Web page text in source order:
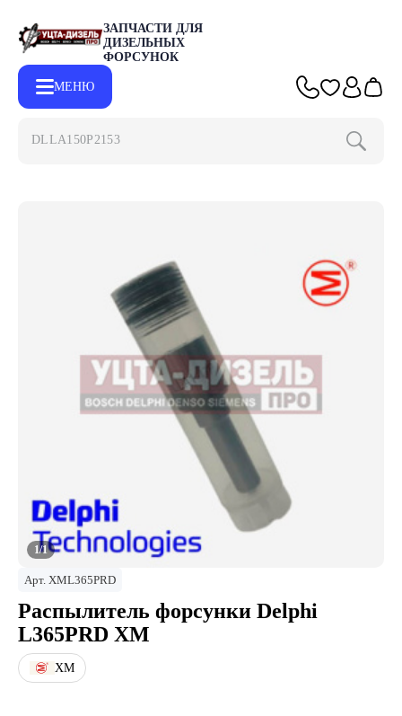
ЗАПЧАСТИ ДЛЯ
ДИЗЕЛЬНЫХ
ФОРСУНОК
МЕНЮ
DLLA150P2153
1/1
Арт. XML365PRD
Распылитель форсунки Delphi
L365PRD XM
XM